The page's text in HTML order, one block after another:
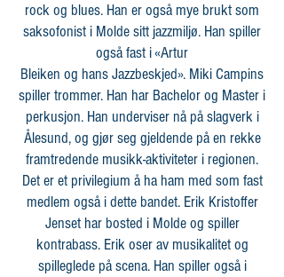
rock og blues. Han er også mye brukt som
saksofonist i Molde sitt jazzmiljø. Han spiller
også fast i «Artur
Bleiken og hans Jazzbeskjed». Miki Campins
spiller trommer. Han har Bachelor og Master i
perkusjon. Han underviser nå på slagverk i
Ålesund, og gjør seg gjeldende på en rekke
framtredende musikk-aktiviteter i regionen.
Det er et privilegium å ha ham med som fast
medlem også i dette bandet. Erik Kristoffer
Jenset har bosted i Molde og spiller
kontrabass. Erik oser av musikalitet og
spilleglede på scena. Han spiller også i